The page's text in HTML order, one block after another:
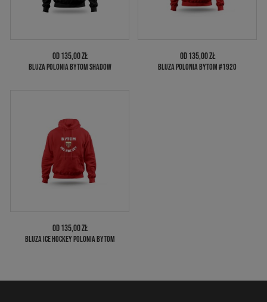
OD 135,00 ZŁ
BLUZA POLONIA BYTOM SHADOW
OD 135,00 ZŁ
BLUZA POLONIA BYTOM #1920
OD 135,00 ZŁ
BLUZA ICE HOCKEY POLONIA BYTOM